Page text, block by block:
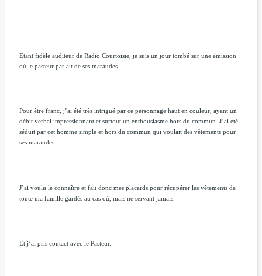
Etant fidèle auditeur de Radio Courtoisie, je suis un jour tombé sur une émission
où le pasteur parlait de ses maraudes.
Pour être franc, j’ai été très intrigué par ce personnage haut en couleur, ayant un
débit verbal impressionnant et surtout un enthousiasme hors du commun. J’ai été
séduit par cet homme simple et hors du commun qui voulait des vêtements pour
ses maraudes.
J’ai voulu le connaître et fait donc mes placards pour récupérer les vêtements de
toute ma famille gardés au cas où, mais ne servant jamais.
Et j’ai pris contact avec le Pasteur.